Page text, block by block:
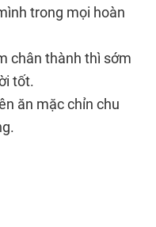
trong mọi hoàn
chân thành thì sớm
tốt.
ăn mặc chỉn chu